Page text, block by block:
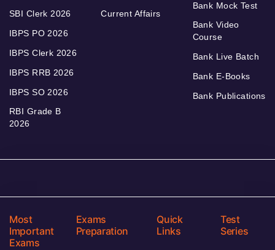
SBI Clerk 2026
IBPS PO 2026
IBPS Clerk 2026
IBPS RRB 2026
IBPS SO 2026
RBI Grade B
2026
Current Affairs
Bank Mock Test
Bank Video
Course
Bank Live Batch
Bank E-Books
Bank Publications
Most
Important
Exams
Exams
Preparation
Quick
Links
Test
Series